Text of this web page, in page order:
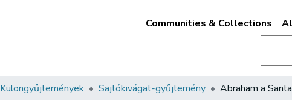
Communities & Collections
Különgyűjtemények Sajtókivágat-gyűjtemény